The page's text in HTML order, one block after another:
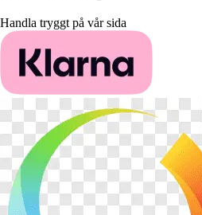
Handla tryggt på vår sida